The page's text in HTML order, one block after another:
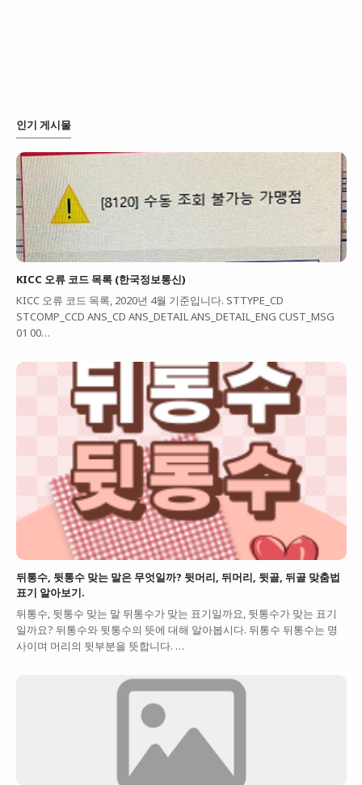
인기 게시물
KICC 오류 코드 목록 (한국정보통신)
KICC 오류 코드 목록, 2020년 4월 기준입니다. STTYPE_CD
STCOMP_CCD ANS_CD ANS_DETAIL ANS_DETAIL_ENG CUST_MSG
01 00…
뒤통수, 뒷통수 맞는 말은 무엇일까? 뒷머리, 뒤머리, 뒷골, 뒤골 맞춤법
표기 알아보기.
뒤통수, 뒷통수 맞는 말 뒤통수가 맞는 표기일까요, 뒷통수가 맞는 표기
일까요? 뒤통수와 뒷통수의 뜻에 대해 알아봅시다. 뒤통수 뒤통수는 명
사이며 머리의 뒷부분을 뜻합니다. …